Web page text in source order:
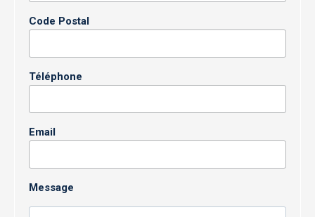
Code Postal
Téléphone
Email
Message